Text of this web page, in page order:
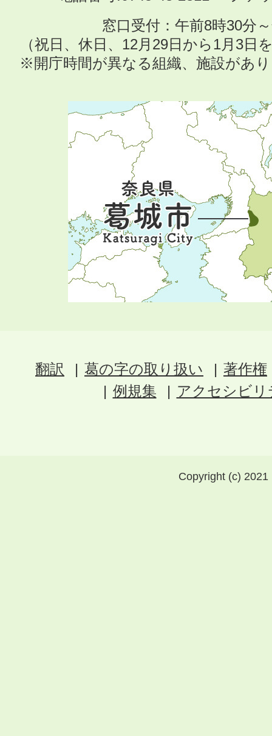
窓口受付：午前8時30分
（祝日、休日、12月29日から1月3日
※開庁時間が異なる組織、施設があ
翻訳 葛の字の取り扱い
著作権
例規集
アクセシビ
Copyright (c)